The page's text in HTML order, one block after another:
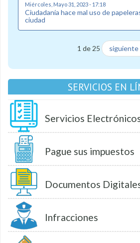
Miércoles, Mayo 31, 2023 - 17:18
Ciudadanía hace mal uso de
ciudad
1 de 25 siguiente
SERVICIOS EN
Servicios
Pague sus impuestos
Documentos
Infracciones